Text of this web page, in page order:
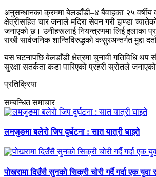
अनुसन्धानका क्रममा बेलडाँडी–४ बैवाहका २५ वर्षीय
क्षेत्रीसहित चार जनाले मदिरा सेवन गरी झण्डा
जनाएको छ। उनीहरूलाई नियन्त्रणमा लिई इलाका
राखी सार्वजनिक शान्तिविरुद्धको कसुरअन्तर्गत मुद्दा
यस घटनापछि बेलडाँडी क्षेत्रमा चुनावी गतिविधि
सुरक्षा सतर्कता कडा पारिएको प्रहरी स्रोतले
प्रतिक्रिया
सम्बन्धित समाचार
लमजुङमा बलेरो जिप दुर्घटना : सात यात्री घाइते
पोखरामा दिउँसै सुनको सिक्री चोरी गर्दै गर्दा एक